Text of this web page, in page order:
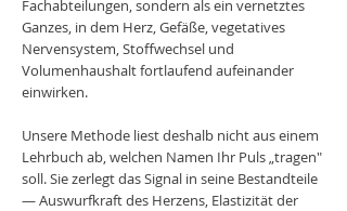
Fachabteilungen, sondern als ein vernetztes
Ganzes, in dem Herz, Gefäße, vegetatives
Nervensystem, Stoffwechsel und
Volumenhaushalt fortlaufend aufeinander
einwirken.
Unsere Methode liest deshalb nicht aus einem
Lehrbuch ab, welchen Namen Ihr Puls „tragen"
soll. Sie zerlegt das Signal in seine Bestandteile
— Auswurfkraft des Herzens, Elastizität der